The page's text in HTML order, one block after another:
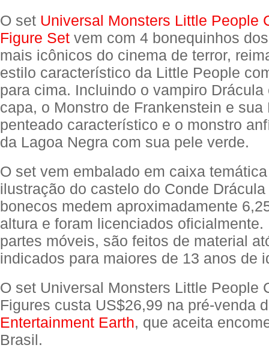
O set Universal Monsters Little People
Figure Set vem com 4 bonequinhos
mais icônicos do cinema de terror,
estilo característico da Little People
para cima. Incluindo o vampiro Drácula
capa, o Monstro de Frankenstein e sua
penteado característico e o monstro
da Lagoa Negra com sua pele verde.
O set vem embalado em caixa
ilustração do castelo do Conde
bonecos medem aproximadamente
altura e foram licenciados oficialmente.
partes móveis, são feitos de material
indicados para maiores de 13 anos de
O set Universal Monsters Little People
Figures custa US$26,99 na pré-venda
Entertainment Earth, que aceita
Brasil.